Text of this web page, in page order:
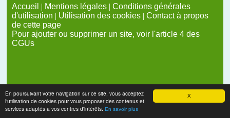
X
En poursuivant votre navigation sur ce site, vous acceptez
l'utilisation de cookies pour vous proposer des contenus et
services adaptés à vos centres d'intérêts. En savoir plus
Accueil | Mentions légales | Conditions générales
d'utilisation | Utilisation des cookies | Contact à propos
de cette page
Pour ajouter ou supprimer un site, voir l'article 4 des
CGUs